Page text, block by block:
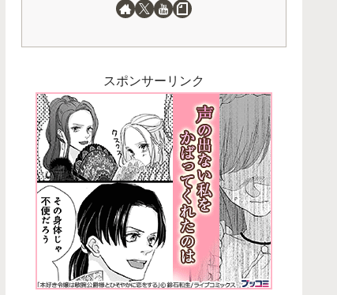
スポンサーリンク